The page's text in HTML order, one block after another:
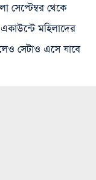
সেপ্টেম্বর থেকে
একাউন্টে মহিলাদের
সেটাও এসে যাবে